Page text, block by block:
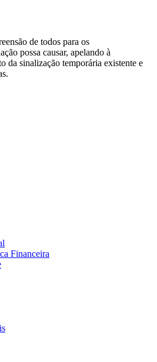
de todos para os
possa causar, apelando à
da sinalização temporária existente e
Financeira